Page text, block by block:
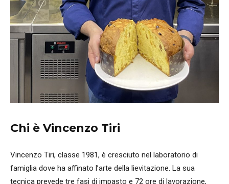
Chi è Vincenzo Tiri
Vincenzo Tiri, classe 1981, è cresciuto nel laboratorio di
famiglia dove ha affinato l’arte della lievitazione. La sua
tecnica prevede tre fasi di impasto e 72 ore di lavorazione,